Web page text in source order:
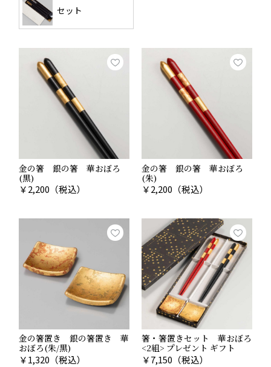
セット
金の箸 銀の箸 華おぼろ
(黒)
￥2,200 （税込）
金の箸 銀の箸 華おぼろ
(朱)
￥2,200 （税込）
金の箸置き 銀の箸置き 華
おぼろ(朱/黒)
￥1,320 （税込）
箸・箸置きセット 華おぼろ
<2組> プレゼント ギフト
￥7,150 （税込）